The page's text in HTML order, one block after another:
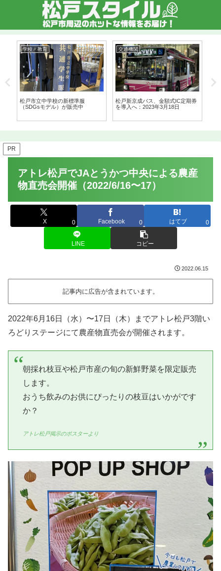
学校・教育
松戸市立中学校の新標準服
（SDGsモデル）が販売中
交通機関
松戸新京成バス、金額式IC定期券
を導入へ：2023年3月18日
PR
アトレ松戸でJAとうかつ中央による農産
物直売会開催（2022/6/16〜17）
X 0 Facebook 0 はてブ 0
LINE コピー
2022.06.15
記事内に広告が含まれています。
2022年6月16日（水）〜17日（木）までアトレ松戸3階い
ろどりステージにて農産物直売会が開催されます。
朝採れ枝豆や松戸市産の旬の新鮮野菜を限定販売
します。
おうち飲みのお供にぴったりの枝豆はいかがです
か？
アトレ松戸掲示のポスターより